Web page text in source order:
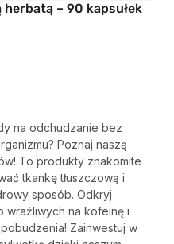
– 90 kapsułek
na odchudzanie bez
Poznaj naszą
To produkty znakomite
tkankę tłuszczową i
sposób. Odkryj
wrażliwych na kofeinę i
Zainwestuj w